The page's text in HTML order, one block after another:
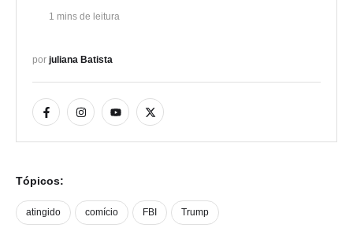
1 mins de leitura
por juliana Batista
Tópicos:
atingido comício FBI Trump